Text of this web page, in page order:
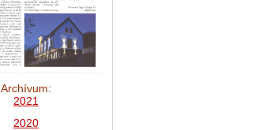
Archívum:
2021
2020